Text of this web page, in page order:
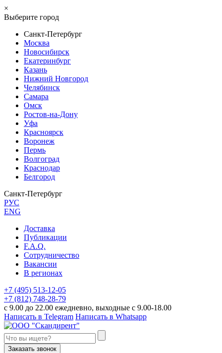
×
Выберите город
Санкт-Петербург
Москва
Новосибирск
Екатеринбург
Казань
Нижний Новгород
Челябинск
Самара
Омск
Ростов-на-Дону
Уфа
Красноярск
Воронеж
Пермь
Волгоград
Краснодар
Белгород
Санкт-Петербург
РУС
ENG
Доставка
Публикации
F.A.Q.
Сотрудничество
Вакансии
В регионах
+7 (495) 513-12-05
+7 (812) 748-28-79
с 9.00 до 22.00 ежедневно, выходные с 9.00-18.00
Написать в Telegram Написать в Whatsapp
Заказать звонок